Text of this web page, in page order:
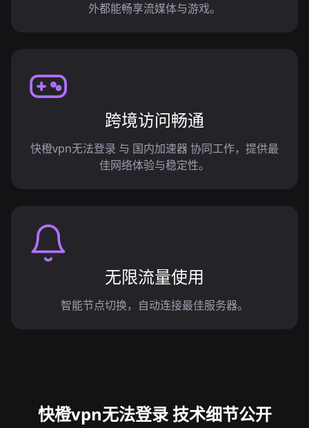
外都能畅享流媒体与游戏。
跨境访问畅通
快橙vpn无法登录 与 国内加速器 协同工作，提供最
佳网络体验与稳定性。
无限流量使用
智能节点切换，自动连接最佳服务器。
快橙vpn无法登录 技术细节公开